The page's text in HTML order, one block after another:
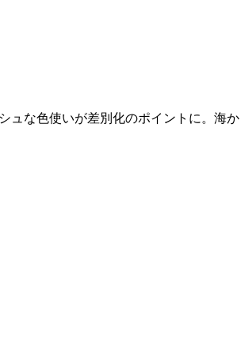
な色使いが差別化のポイントに。海